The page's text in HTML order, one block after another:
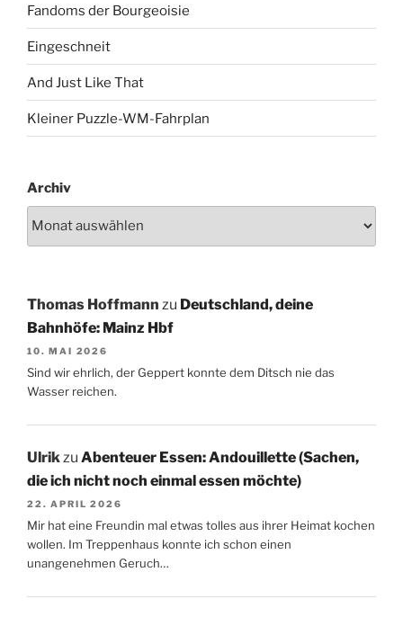
Fandoms der Bourgeoisie
Eingeschneit
And Just Like That
Kleiner Puzzle-WM-Fahrplan
Archiv
Thomas Hoffmann zu Deutschland, deine
Bahnhöfe: Mainz Hbf
10. MAI 2026
Sind wir ehrlich, der Geppert konnte dem Ditsch nie das
Wasser reichen.
Ulrikzu Abenteuer Essen: Andouillette (Sachen,
die ich nicht noch einmal essen möchte)
22. APRIL 2026
Mir hat eine Freundin mal etwas tolles aus ihrer Heimat kochen
wollen. Im Treppenhaus konnte ich schon einen
unangenehmen Geruch…